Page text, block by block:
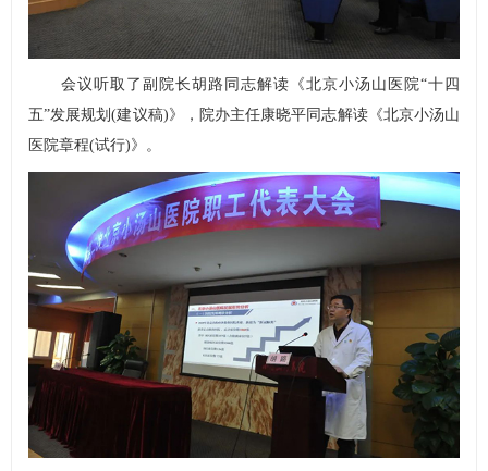
会议听取了副院长胡路同志解读《北京小汤山医院“十四
五”发展规划(建议稿)》，院办主任康晓平同志解读《北京小汤山
医院章程(试行)》。